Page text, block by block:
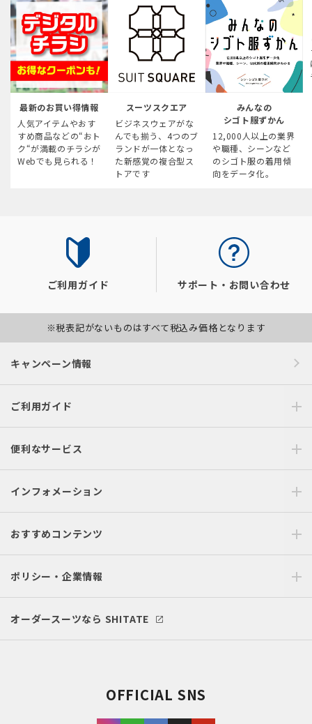
最新のお買い得情報
人気アイテムやおす
すめ商品などの“おト
ク“が満載のチラシが
Webでも見られる！
スーツスクエア
ビジネスウェアがな
んでも揃う、4つのブ
ランドが一体となっ
た新感覚の複合型ス
トアです
みんなの
シゴト服ずかん
12,000人以上の業界
や職種、シーンなど
のシゴト服の着用傾
向をデータ化。
ご利用ガイド サポート・お問い合わせ
※税表記がないものはすべて税込み価格となります
キャンペーン情報
ご利用ガイド
便利なサービス
インフォメーション
おすすめコンテンツ
ポリシー・企業情報
オーダースーツなら SHITATE
OFFICIAL SNS